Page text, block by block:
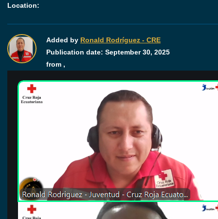
Location:
Added by Ronald Rodríguez - CRE
Publication date: September 30, 2025
from ,